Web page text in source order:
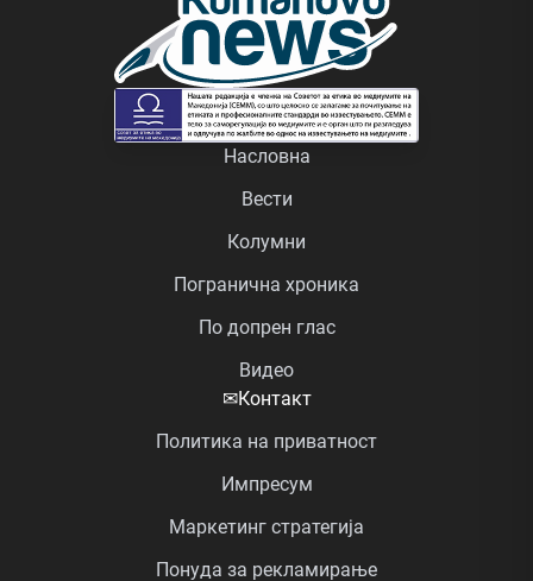
Насловна
Вести
Колумни
Погранична хроника
По допрен глас
Видео
✉Контакт
Политика на приватност
Импресум
Маркетинг стратегија
Понуда за рекламирање